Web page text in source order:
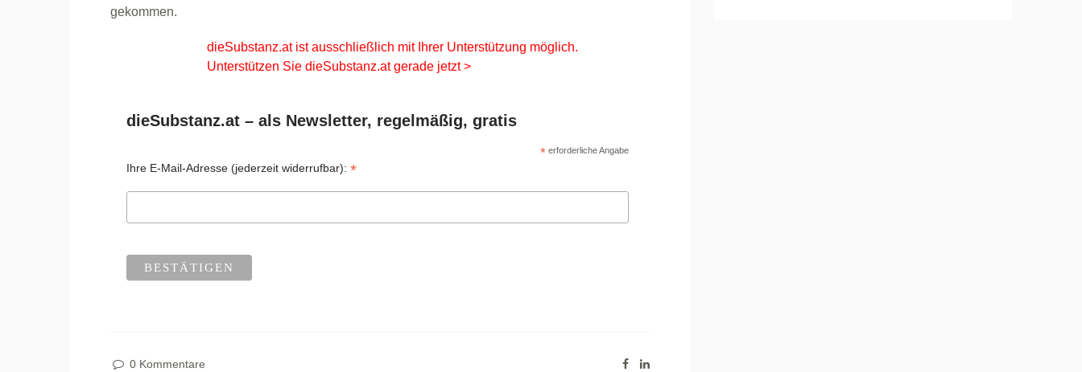
gekommen.
dieSubstanz.at ist ausschließlich mit Ihrer Unterstützung möglich.
Unterstützen Sie dieSubstanz.at gerade jetzt >
dieSubstanz.at – als Newsletter, regelmäßig, gratis
* erforderliche Angabe
Ihre E-Mail-Adresse (jederzeit widerrufbar):*
0 Kommentare